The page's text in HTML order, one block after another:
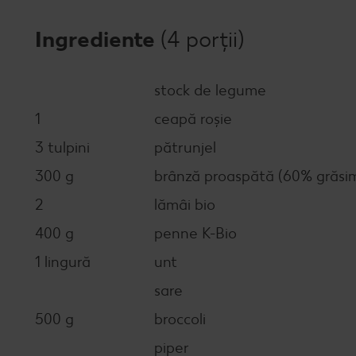
Ingrediente (4 porții)
stock de legume
1
ceapă roșie
3 tulpini
pătrunjel
300 g
brânză proaspătă (60%
2
lămâi bio
400 g
penne K-Bio
1 lingură
unt
sare
500 g
broccoli
piper